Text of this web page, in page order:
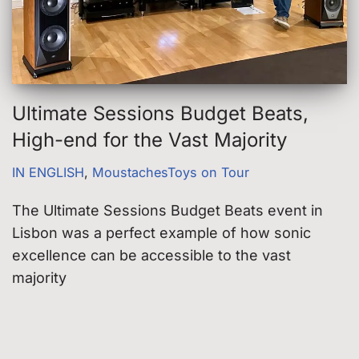
Ultimate Sessions Budget Beats,
High-end for the Vast Majority
IN ENGLISH, MoustachesToys on Tour
The Ultimate Sessions Budget Beats event in
Lisbon was a perfect example of how sonic
excellence can be accessible to the vast
majority